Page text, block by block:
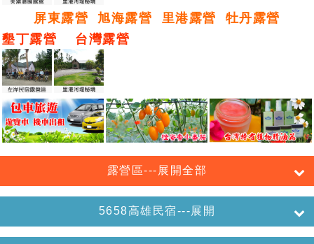
屏東露營 旭海露營 里港露營
牡丹露營
墾丁露營
台灣露營
露營區---展開全部
5658高雄民宿---展開